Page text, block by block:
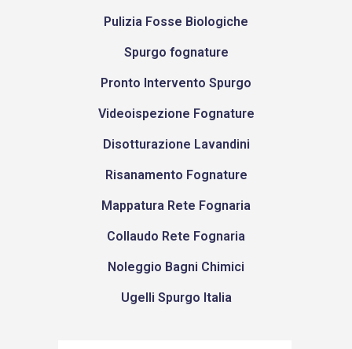
Pulizia Fosse Biologiche
Spurgo fognature
Pronto Intervento Spurgo
Videoispezione Fognature
Disotturazione Lavandini
Risanamento Fognature
Mappatura Rete Fognaria
Collaudo Rete Fognaria
Noleggio Bagni Chimici
Ugelli Spurgo Italia